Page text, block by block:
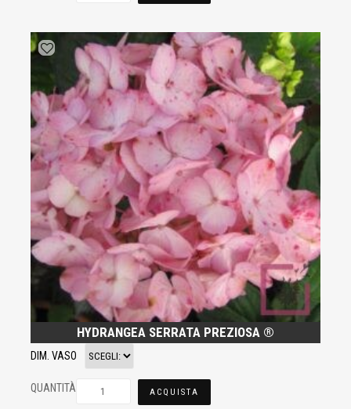
HYDRANGEA SERRATA PREZIOSA ®
DIM. VASO
QUANTITÀ ACQUISTA